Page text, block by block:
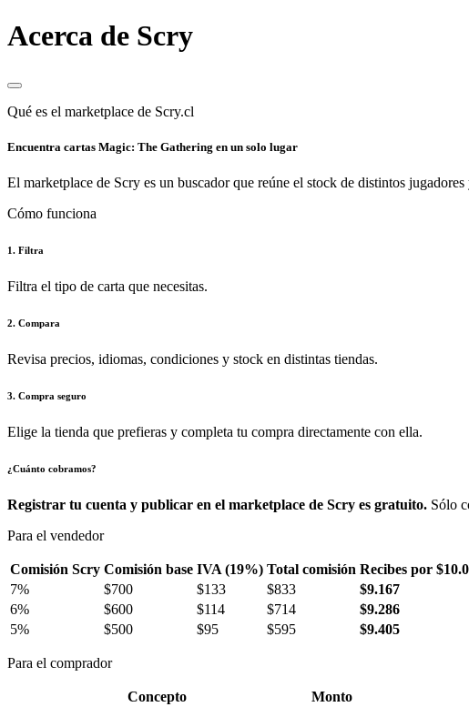
Acerca de Scry
Qué es el marketplace de Scry.cl
Encuentra cartas Magic: The Gathering en un solo lugar
El marketplace de Scry es un buscador que reúne el stock de distintos
Cómo funciona
1. Filtra
Filtra el tipo de carta que necesitas.
2. Compara
Revisa precios, idiomas, condiciones y stock en distintas tiendas.
3. Compra seguro
Elige la tienda que prefieras y completa tu compra directamente con ella.
¿Cuánto cobramos?
Registrar tu cuenta y publicar en el marketplace de Scry es gratuito. Sólo
Para el vendedor
Comisión Scry Comisión base IVA (19%) Total comisión Recibes por
7%
$700 $133 $833
$9.167
6%
$600 $114 $714
$9.286
5%
$500 $95 $595 $9.405
Para el comprador
Concepto
Monto